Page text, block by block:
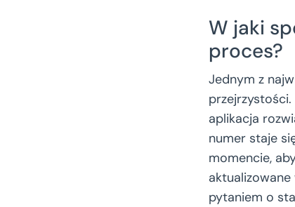
W jaki
proces?
Jednym z
aplikacja
numer staje
momencie,
pytaniem o